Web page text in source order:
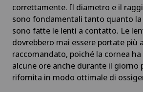
correttamente. Il diametro e il
sono fondamentali tanto quanto la
sono fatte le lenti a contatto. Le
dovrebbero mai essere portate più
raccomandato, poiché la cornea
alcune ore anche durante il giorno
rifornita in modo ottimale di